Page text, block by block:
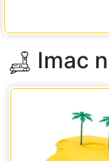
Imac